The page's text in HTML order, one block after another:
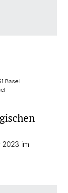
Basel
2023 im